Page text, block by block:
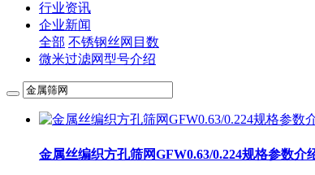
行业资讯
企业新闻
全部 不锈钢丝网目数
微米过滤网型号介绍
金属丝编织方孔筛网GFW0.63/0.224规格参数介